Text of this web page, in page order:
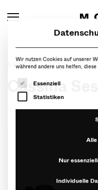
SESSEL
Cassina
Wir nutzen Cookies auf unserer
während andere uns helfen, diese
Es folgt eine Liste der
Statistiken